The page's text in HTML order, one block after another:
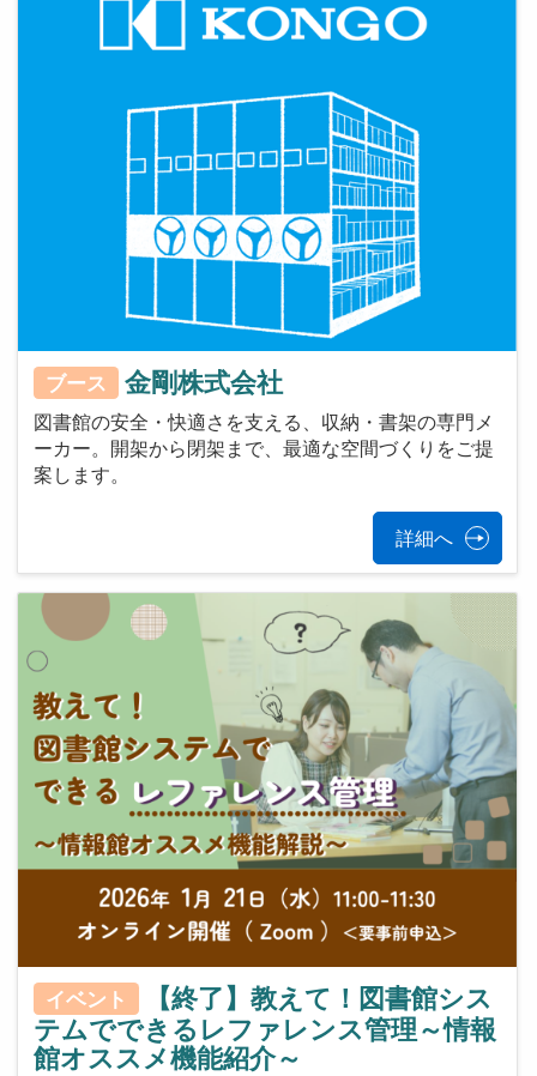
ブース 金剛株式会社
図書館の安全・快適さを支える、収納・書架の専門メ
ーカー。開架から閉架まで、最適な空間づくりをご提
案します。
詳細へ
イベント
【終了】教えて！図書館シス
テムでできるレファレンス管理～情報
館オススメ機能紹介～